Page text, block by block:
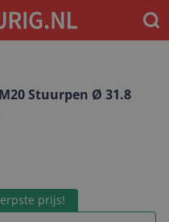
M20 Stuurpen Ø 31.8
prijs!